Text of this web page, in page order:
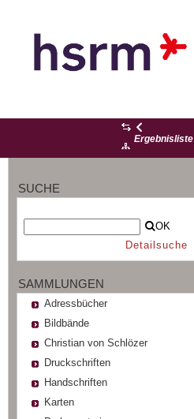
Ergebnisliste
SUCHE
OK
Detailsuche
SAMMLUNGEN
Adressbücher
Bildbände
Christian von Schlözer
Druckschriften
Handschriften
Karten